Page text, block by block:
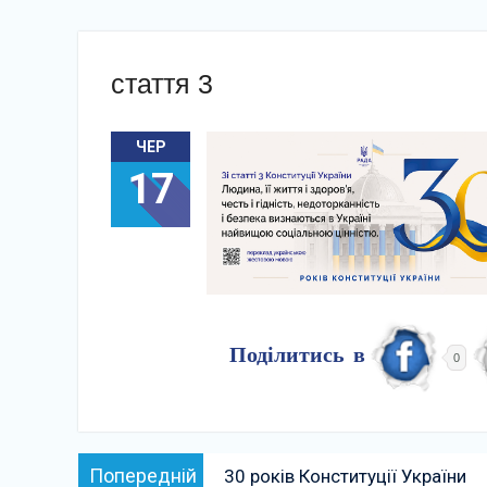
стаття 3
ЧЕР
17
Поділитись в 0
Навігація
Попередній Попередній:
30 років Конституції України